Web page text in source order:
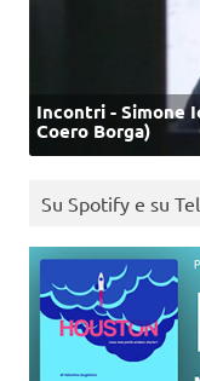
Incontri - Simone
Coero Borga)
Su Spotify e su